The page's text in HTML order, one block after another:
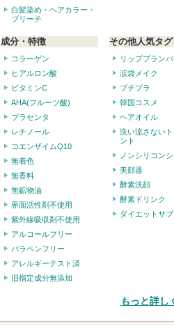
白髪染め・ヘアカラー・
ブリーチ
成分・特徴
コラーゲン
ヒアルロン酸
ビタミンC
AHA(フルーツ酸)
プラセンタ
レチノール
コエンザイムQ10
無着色
無香料
無鉱物油
界面活性剤不使用
紫外線吸収剤不使用
アルコールフリー
パラベンフリー
アレルギーテスト済
旧指定成分無添加
その他人気タグ
リッププラン
涙袋メイク
プチプラ
韓国コスメ
ヘアオイル
洗い流さない
ント
ノンシリコン
美顔器
酵素洗顔
酵素ドリンク
ダイエットサプ
もっと詳し